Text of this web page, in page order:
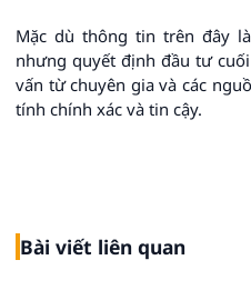
Mặc dù thông tin trên đây
nhưng quyết định đầu tư
vấn từ chuyên gia và các
tính chính xác và tin cậy.
Bài viết liên quan